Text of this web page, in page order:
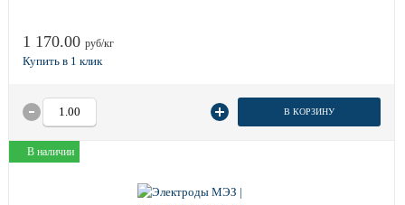
1 170.00 руб/кг
В КОРЗИНУ
В наличии